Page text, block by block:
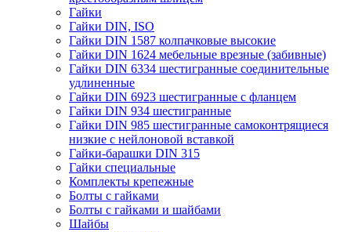
Гайки
Гайки DIN, ISO
Гайки DIN 1587 колпачковые высокие
Гайки DIN 1624 мебельные врезные (забивные)
Гайки DIN 6334 шестигранные соединительные
удлиненные
Гайки DIN 6923 шестигранные с фланцем
Гайки DIN 934 шестигранные
Гайки DIN 985 шестигранные самоконтрящиеся
низкие с нейлоновой вставкой
Гайки-барашки DIN 315
Гайки специальные
Комплекты крепежные
Болты с гайками
Болты с гайками и шайбами
Шайбы